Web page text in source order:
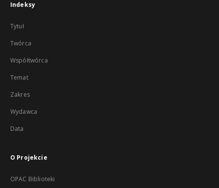
Indeksy
Tytuł
Twórca
Współtwórca
Temat
Zakres
Wydawca
Data
O Projekcie
OPAC Biblioteki